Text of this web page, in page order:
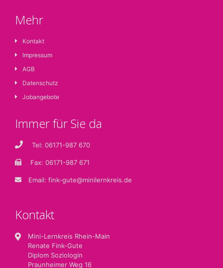
Mehr
Kontakt
Impressum
AGB
Datenschutz
Jobangebote
Immer für Sie da
Tel: 06171-987 670
Fax: 06171-987 671
Email: fink-gute@minilernkreis.de
Kontakt
Mini-Lernkreis Rhein-Main
Renate Fink-Gute
Diplom Soziologin
Praunheimer Weg 16